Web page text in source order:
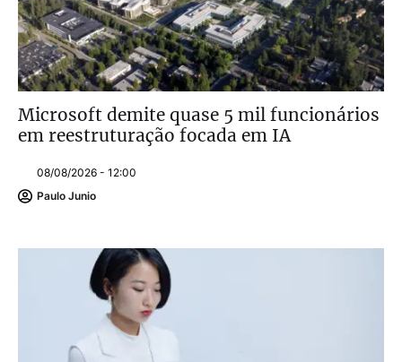
Microsoft demite quase 5 mil funcionários
em reestruturação focada em IA
08/08/2026 - 12:00
Paulo Junio